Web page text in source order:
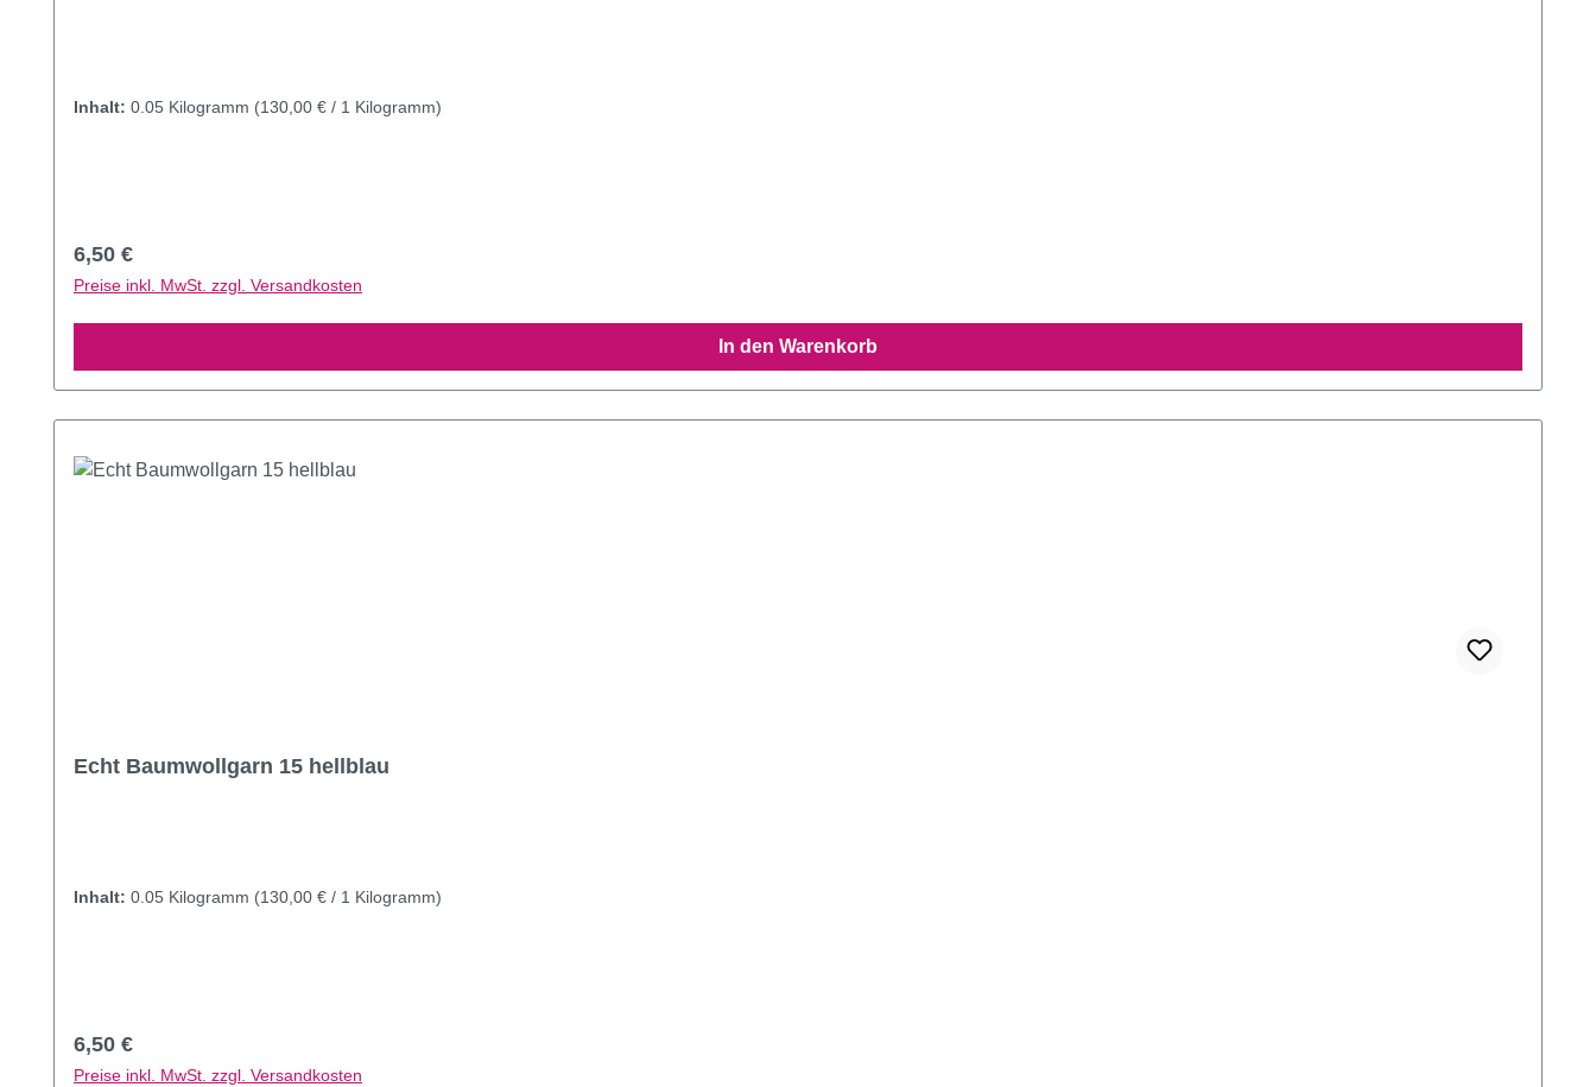
Inhalt: 0.05 Kilogramm (130,00 € / 1 Kilogramm)
Regulärer Preis:
6,50 €
Preise inkl. MwSt. zzgl. Versandkosten
In den Warenkorb
Echt Baumwollgarn 15 hellblau
Inhalt: 0.05 Kilogramm (130,00 € / 1 Kilogramm)
Regulärer Preis:
6,50 €
Preise inkl. MwSt. zzgl. Versandkosten